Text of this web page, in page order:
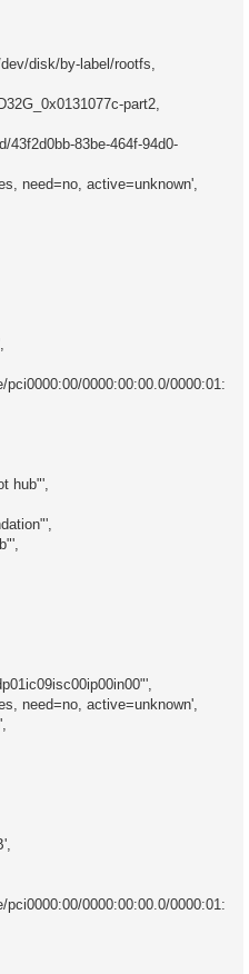
disk/by-label/rootfs,
part2,
43f2d0bb-83be-464f-94d0-
need=no, active=unknown',
0000:00:00.0/0000:01:
hub"',
need=no, active=unknown',
0000:00:00.0/0000:01: